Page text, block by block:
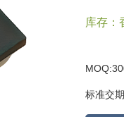
库存：
标准交